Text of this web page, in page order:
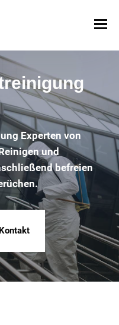
Experten von
und
befreien
Kontakt